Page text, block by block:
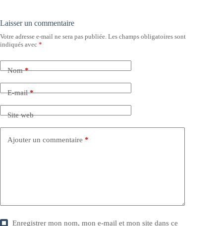
Laisser un commentaire
Votre adresse e-mail ne sera pas publiée. Les champs obligatoires sont
indiqués avec *
Nom*
E-mail*
Site web
Ajouter un commentaire *
Enregistrer mon nom, mon e-mail et mon site dans ce